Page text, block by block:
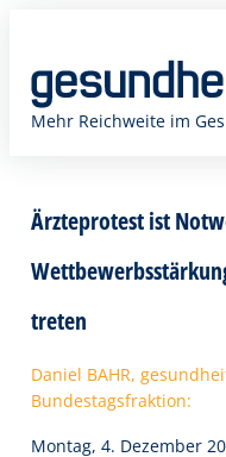
springen
Mehr Reichweite im
Ärzteprotest ist
treten
Daniel BAHR,
Bundestagsfraktion:
Montag, 4. Dezember